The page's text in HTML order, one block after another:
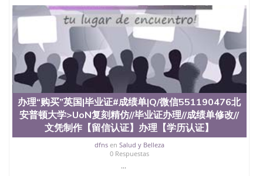
办理“购买”英国|毕业证#成绩单|Q/微信551190476北
安普顿大学>UoN复刻精仿//毕业证办理//成绩单修改//
文凭制作【留信认证】办理【学历认证】
dfnsen Salud y Belleza
0 Respuestas
...